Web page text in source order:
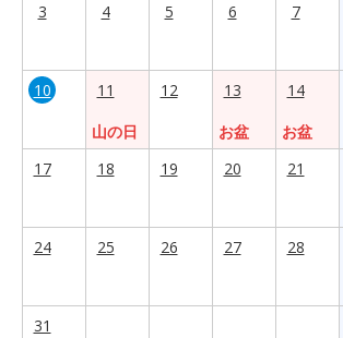
3 4 5 6 7
10
11
山の日
12
13
お盆
14
お盆
17
18 19 20 21
24 25 26 27 28
31